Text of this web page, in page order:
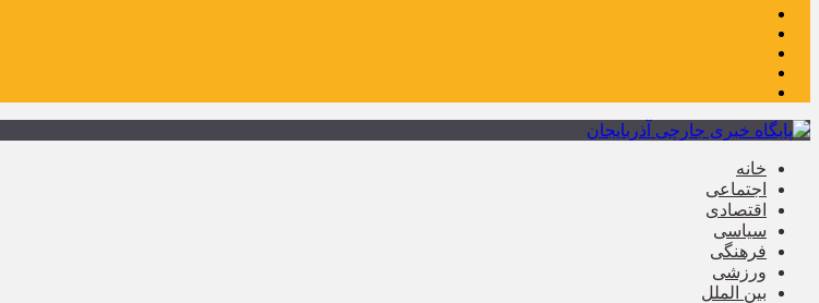
خانه
اجتماعی
اقتصادی
سیاسی
فرهنگی
ورزشی
بین الملل